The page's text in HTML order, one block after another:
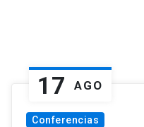
17 AGO
Conferencias